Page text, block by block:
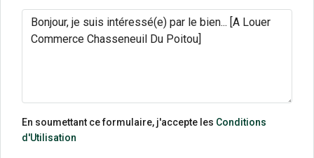
En soumettant ce formulaire, j'accepte les Conditions
d'Utilisation